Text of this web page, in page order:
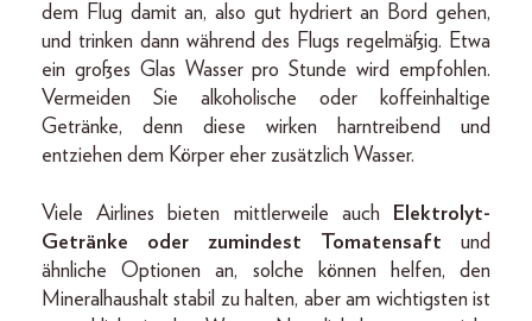
dem Flug damit an, also gut hydriert an Bord gehen,
und trinken dann während des Flugs regelmäßig. Etwa
ein großes Glas Wasser pro Stunde wird empfohlen.
Vermeiden Sie alkoholische oder koffeinhaltige
Getränke, denn diese wirken harntreibend und
entziehen dem Körper eher zusätzlich Wasser.
Viele Airlines bieten mittlerweile auch
Elektrolyt-
Getränke oder zumindest Tomatensaft und
ähnliche Optionen an, solche können helfen, den
Mineralhaushalt stabil zu halten, aber am wichtigsten ist